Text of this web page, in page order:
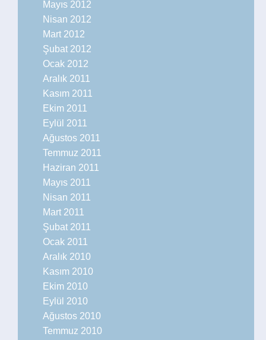
Mayıs 2012
Nisan 2012
Mart 2012
Şubat 2012
Ocak 2012
Aralık 2011
Kasım 2011
Ekim 2011
Eylül 2011
Ağustos 2011
Temmuz 2011
Haziran 2011
Mayıs 2011
Nisan 2011
Mart 2011
Şubat 2011
Ocak 2011
Aralık 2010
Kasım 2010
Ekim 2010
Eylül 2010
Ağustos 2010
Temmuz 2010